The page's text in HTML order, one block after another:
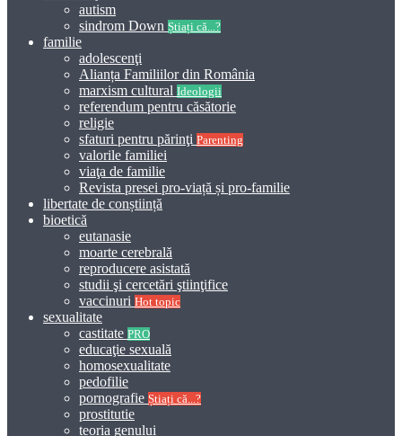
autism
sindrom Down Știați că...?
familie
adolescenţi
Alianța Familiilor din România
marxism cultural Ideologii
referendum pentru căsătorie
religie
sfaturi pentru părinţi Parenting
valorile familiei
viaţa de familie
Revista presei pro-viață și pro-familie
libertate de conștiință
bioetică
eutanasie
moarte cerebrală
reproducere asistată
studii şi cercetări ştiinţifice
vaccinuri Hot topic
sexualitate
castitate PRO
educaţie sexuală
homosexualitate
pedofilie
pornografie Știați că...?
prostitutie
teoria genului